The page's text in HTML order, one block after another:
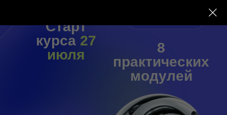
Старт
курса 27
июля
8
практических
модулей